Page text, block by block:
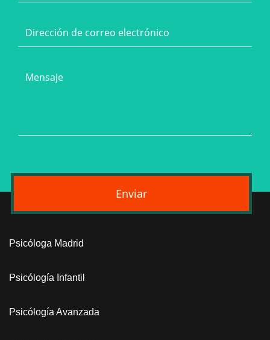
Enviar
Psicóloga Madrid
Psicólogía Infantil
Psicólogía Avanzada